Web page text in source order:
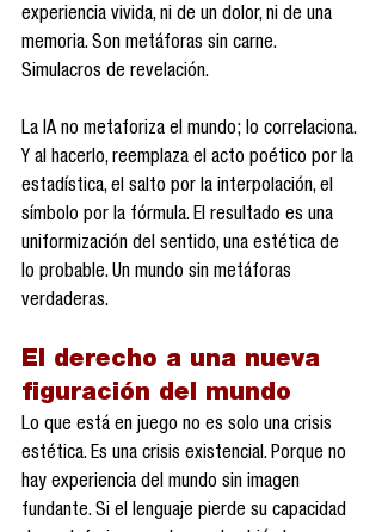
experiencia vivida, ni de un dolor, ni de una
memoria. Son metáforas sin carne.
Simulacros de revelación.
La IA no metaforiza el mundo; lo correlaciona.
Y al hacerlo, reemplaza el acto poético por la
estadística, el salto por la interpolación, el
símbolo por la fórmula. El resultado es una
uniformización del sentido, una estética de
lo probable. Un mundo sin metáforas
verdaderas.
El derecho a una nueva
figuración del mundo
Lo que está en juego no es solo una crisis
estética. Es una crisis existencial. Porque no
hay experiencia del mundo sin imagen
fundante. Si el lenguaje pierde su capacidad